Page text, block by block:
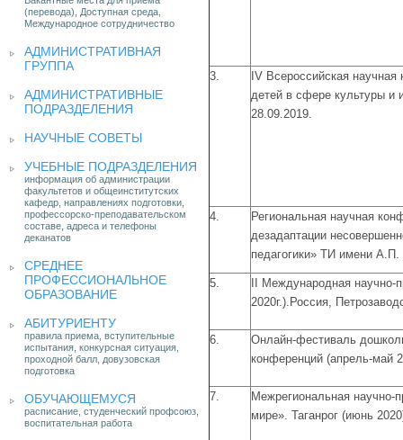
(перевода), Доступная среда,
Международное сотрудничество
АДМИНИСТРАТИВНАЯ
ГРУППА
АДМИНИСТРАТИВНЫЕ
ПОДРАЗДЕЛЕНИЯ
НАУЧНЫЕ СОВЕТЫ
УЧЕБНЫЕ ПОДРАЗДЕЛЕНИЯ
информация об администрации
факультетов и общеинститутских
кафедр, направлениях подготовки,
профессорско-преподавательском
составе, адреса и телефоны
деканатов
СРЕДНЕЕ
ПРОФЕССИОНАЛЬНОЕ
ОБРАЗОВАНИЕ
АБИТУРИЕНТУ
правила приема, вступительные
испытания, конкурсная ситуация,
проходной балл, довузовская
подготовка
ОБУЧАЮЩЕМУСЯ
расписание, студенческий профсоюз,
воспитательная работа
3. IV Всероссийская
детей в сфере культуры и
28.09.2019.
4.
Региональная научная
дезадаптации
педагогики» ТИ имени
5.
II Международная научно-
2020г.).Россия,
6.
Онлайн-фестиваль
конференций (апрель-май
7.
Межрегиональная научно-
мире». Таганрог (июнь 2020